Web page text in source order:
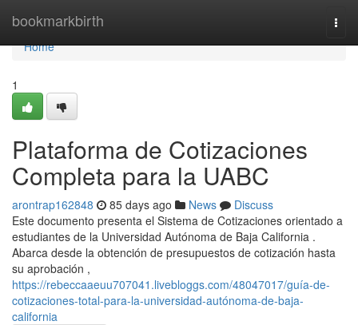
bookmarkbirth
Home
Home
1
Plataforma de Cotizaciones
Completa para la UABC
arontrap162848 85 days ago News
Discuss
Este documento presenta el Sistema de Cotizaciones orientado a
estudiantes de la Universidad Autónoma de Baja California .
Abarca desde la obtención de presupuestos de cotización hasta
su aprobación ,
https://rebeccaaeuu707041.livebloggs.com/48047017/guía-de-
cotizaciones-total-para-la-universidad-autónoma-de-baja-
california